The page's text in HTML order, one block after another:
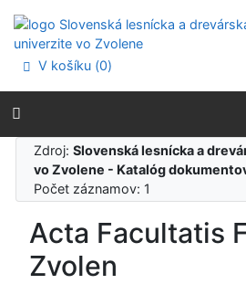
Prejsť na menu
Prehlásenie o webovej prístupnosti
V košíku (0)
Zdroj:Slovenská lesnícka a
vo Zvolene - Katalóg
Počet záznamov: 1
Acta Facultatis
Zvolen